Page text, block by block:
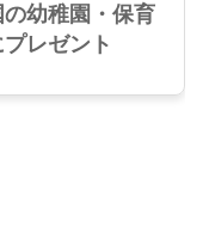
の幼稚園・保育
プレゼント